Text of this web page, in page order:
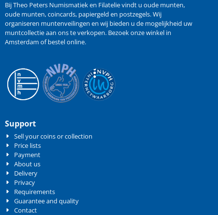
Bij Theo Peters Numismatiek en Filatelie vindt u oude munten,
oude munten,coincards, papiergeld en postzegels. Wij
organiseren muntenveilingen en wij bieden u de mogelijkheid uw
muntcollectie aan ons te verkopen. Bezoek onze winkel in
Amsterdam of bestel online.
Support
Sell your coins or collection
Price lists
Payment
About us
Delivery
Privacy
Requirements
Guarantee and quality
Contact